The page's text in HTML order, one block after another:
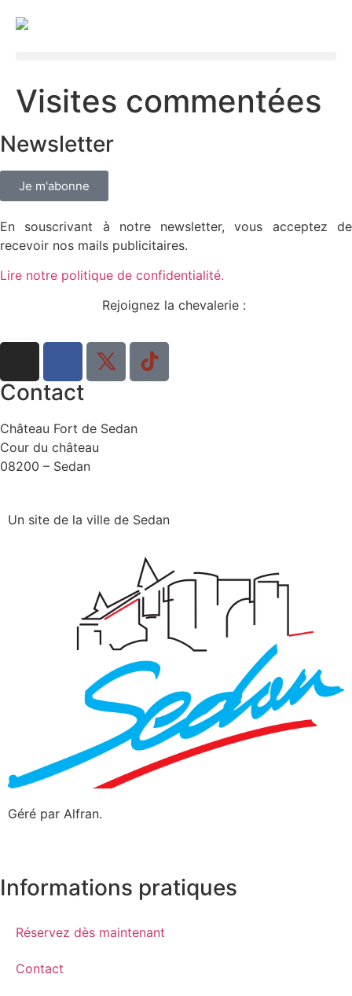
Visites commentées
Newsletter
Je m'abonne
En souscrivant à notre newsletter, vous acceptez de
recevoir nos mails publicitaires.
Lire notre politique de confidentialité.
Rejoignez la chevalerie :
Contact
Château Fort de Sedan
Cour du château
08200 – Sedan
Un site de la ville de Sedan
Géré par Alfran.
Informations pratiques
Réservez dès maintenant
Contact